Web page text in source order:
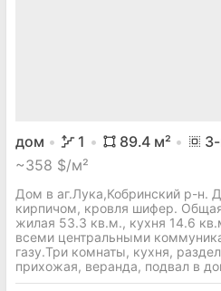
дом 1 89.4 м² 3
~358 $/м²
Дом в аг.Лука,Кобринский р-н.
кирпичом, кровля шифер.
жилая 53.3 кв.м., кухня 14.6
всеми центральными
газу.Три комнаты, кухня,
прихожая, веранда, подвал в